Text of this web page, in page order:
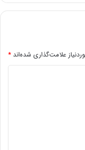
علامت‌گذاری شده‌اند *